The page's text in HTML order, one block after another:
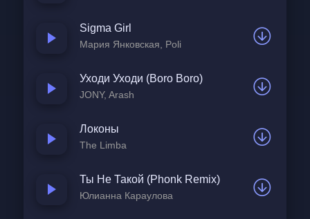
Sigma Girl
Мария Янковская, Poli
Уходи Уходи (Boro Boro)
JONY, Arash
Локоны
The Limba
Ты Не Такой (Phonk Remix)
Юлианна Караулова